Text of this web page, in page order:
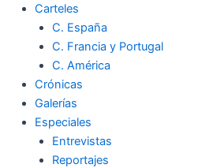
Carteles
C. España
C. Francia y Portugal
C. América
Crónicas
Galerías
Especiales
Entrevistas
Reportajes